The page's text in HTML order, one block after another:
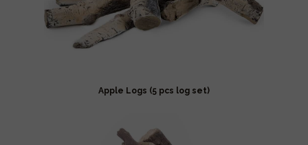
Apple Logs (5 pcs log set)